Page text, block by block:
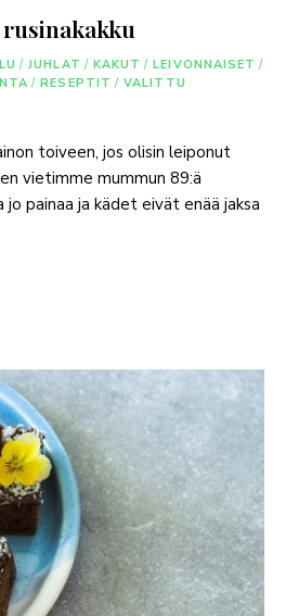
/ JUHLAT / KAKUT / LEIVONNAISET /
/ RESEPTIT / VALITTU
toiveen, jos olisin leiponut
vietimme mummun 89:ä
jo painaa ja kädet eivät enää jaksa